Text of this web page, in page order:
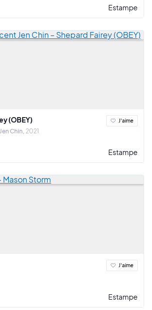
Estampe
(OBEY)
Chin 2021
J'aime
Estampe
J'aime
Estampe